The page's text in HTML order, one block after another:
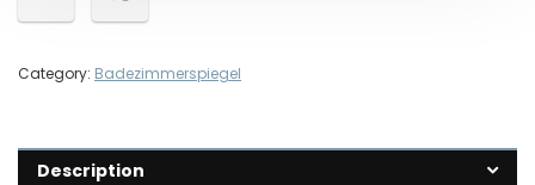
Category: Badezimmerspiegel
Description